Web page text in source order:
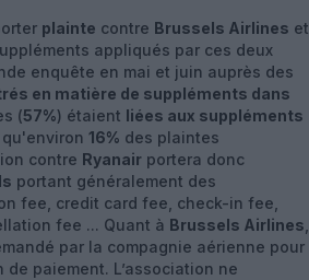
plainte contre Brussels Airlines et
appliqués par ces deux
enquête en mai et juin auprès des
en matière de suppléments dans
(57%) étaient liées aux suppléments
16% des plaintes
contre Ryanair portera donc
portant généralement des
fee, credit card fee, check-in fee,
fee ... Quant à Brussels Airlines
par la compagnie aérienne pour
paiement. L’association ne